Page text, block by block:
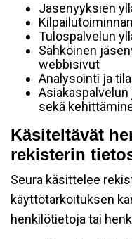
Jäsenyyksien
Tulospalvelun
Sähköinen
webbisivut
Analysointi ja
sekä
Käsiteltävät
rekisterin
Seura käsittelee
käyttötarkoituksen
henkilötietoja tai